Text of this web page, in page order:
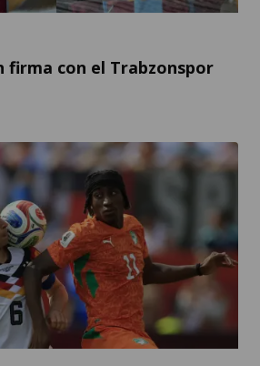
firma con el Trabzonspor